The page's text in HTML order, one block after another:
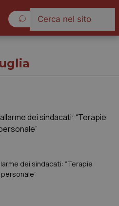
dei sindacati: “Terapie